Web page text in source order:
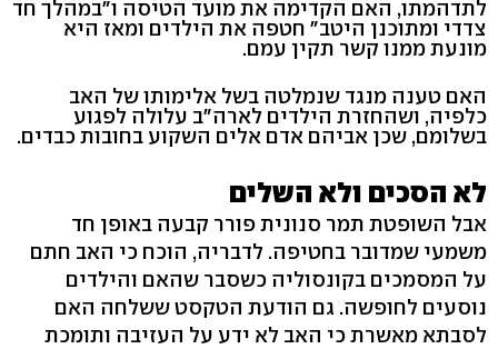
לתדהמתו, האם הקדימה את מועד הטיסה ו"במהלך חד
צדדי ומתוכנן היטב" חטפה את הילדים ומאז היא
מונעת ממנו קשר תקין עמם.
האם טענה מנגד שנמלטה בשל אלימותו של האב
כלפיה, ושהחזרת הילדים לארה"ב עלולה לפגוע
בשלומם, שכן אביהם אדם אלים השקוע בחובות כבדים.
לא הסכים ולא השלים
אבל השופטת תמר סנונית פורר קבעה באופן חד
משמעי שמדובר בחטיפה. לדבריה, הוכח כי האב חתם
על המסמכים בקונסוליה כשסבר שהאם והילדים
נוסעים לחופשה. גם הודעת הטקסט ששלחה האם
לסבתא מאשרת כי האב לא ידע על העזיבה ותומכת